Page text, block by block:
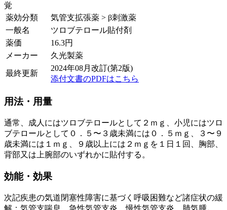
覚
薬効分類
気管支拡張薬 > β刺激薬
一般名
ツロブテロール貼付剤
薬価
16.3円
メーカー
久光製薬
最終更新
2024年08月改訂(第2版)
添付文書のPDFはこちら
用法・用量
通常、成人にはツロブテロールとして２ｍｇ、小児にはツロ
ブテロールとして０．５〜３歳未満には０．５ｍｇ、３〜９
歳未満には１ｍｇ、９歳以上には２ｍｇを１日１回、胸部、
背部又は上腕部のいずれかに貼付する。
効能・効果
次記疾患の気道閉塞性障害に基づく呼吸困難など諸症状の緩
解：気管支喘息、急性気管支炎、慢性気管支炎、肺気腫。